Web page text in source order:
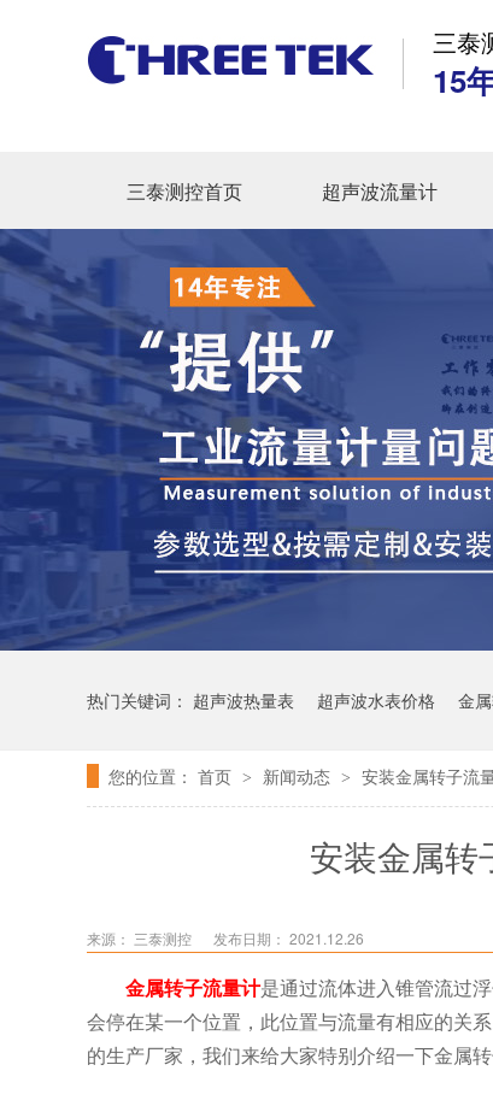
三泰
15
三泰测控首页 超声波流量计
热门关键词： 超声波热量表 超声波水表价格 金
您的位置： 首页 > 新闻动态 > 安装金属转子流
安装金属转
来源： 三泰测控 发布日期： 2021.12.26
金属转子流量计是通过流体进入锥管流过
会停在某一个位置，此位置与流量有相应的关
的生产厂家，我们来给大家特别介绍一下金属